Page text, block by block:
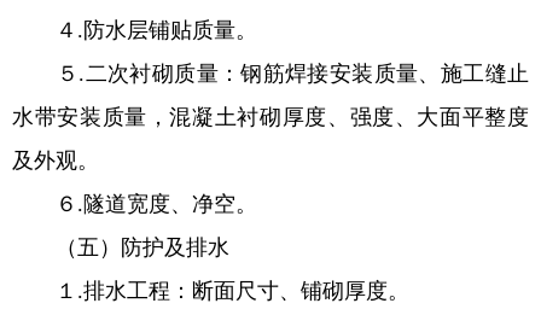
４.防水层铺贴质量。
５.二次衬砌质量：钢筋焊接安装质量、施工缝止
水带安装质量，混凝土衬砌厚度、强度、大面平整度
及外观。
６.隧道宽度、净空。
（五）防护及排水
１.排水工程：断面尺寸、铺砌厚度。